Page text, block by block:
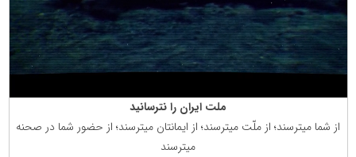
ملت ایران را نترسانید
از شما میترسند؛ از ملّت میترسند؛ از ایمانتان میترسند؛ از حضور شما در صحنه
میترسند